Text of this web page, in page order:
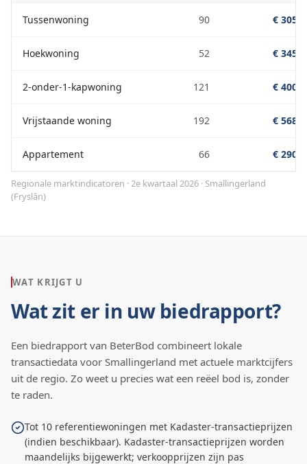
Tussenwoning 90 €
Hoekwoning 52 €
2-onder-1-kapwoning 121 €
Vrijstaande woning 192 €
Appartement 66 €
Regionale marktindicatoren · 2e kwartaal 2026 · Smallingerland
(Fryslân)
WAT KRIJGT U
Wat zit er in uw biedrapport?
Een biedrapport van BeterBod combineert lokale
transactiedata voor Smallingerland met actuele marktcijfers
uit de regio. Zo weet u precies wat een reëel bod is, zonder
te raden.
Tot 10 referentiewoningen met Kadaster-transactieprijzen
(indien beschikbaar). Kadaster-transactieprijzen worden
maandelijks bijgewerkt; verkoopprijzen zijn pas